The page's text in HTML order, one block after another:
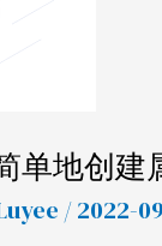
单地创建
/ 2022-